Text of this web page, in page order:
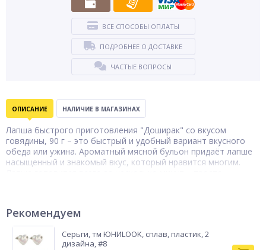
ВСЕ СПОСОБЫ ОПЛАТЫ
ПОДРОБНЕЕ О ДОСТАВКЕ
ЧАСТЫЕ ВОПРОСЫ
ОПИСАНИЕ НАЛИЧИЕ В МАГАЗИНАХ
Лапша быстрого приготовления "Доширак" со вкусом
говядины, 90 г – это быстрый и удобный вариант вкусного
обеда или ужина. Ароматный мясной бульон придаёт лапше
насыщенный и знакомый вкус, который нравится многим.
Рекомендуем
Серьги, тм ЮНИLOOK, сплав, пластик, 2
дизайна, #8